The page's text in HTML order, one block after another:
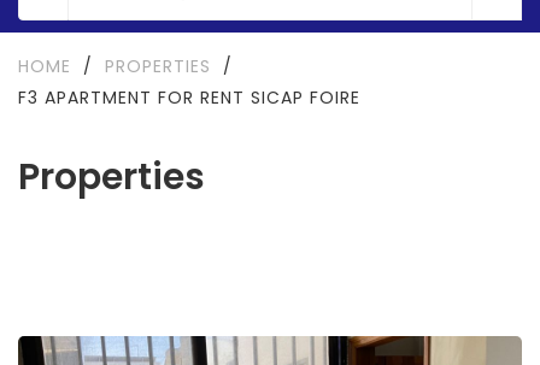
Properties
HOME / PROPERTIES
/
F3 APARTMENT FOR RENT SICAP FOIRE